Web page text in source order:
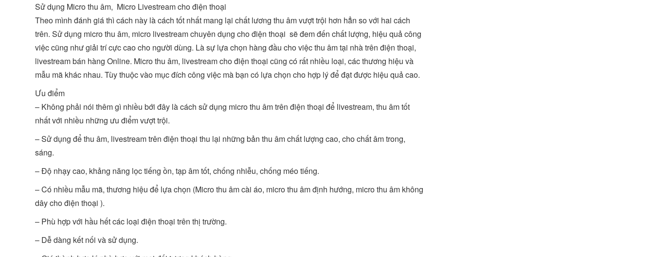
Sử dụng Micro thu âm, Micro Livestream cho điện thoại
Theo mình đánh giá thì cách này là cách tốt nhất mang lại chất lương thu âm vượt trội hơn hẳn so với hai cách
trên. Sử dụng micro thu âm, micro livestream chuyên dụng cho điện thoại sẽ đem đến chất lượng, hiệu quả công
việc cũng như giải trí cực cao cho người dùng. Là sự lựa chọn hàng đầu cho việc thu âm tại nhà trên điện thoại,
livestream bán hàng Online. Micro thu âm, livestream cho điện thoại cũng có rất nhiều loại, các thương hiệu và
mẫu mã khác nhau. Tùy thuộc vào mục đích công việc mà bạn có lựa chọn cho hợp lý để đạt được hiệu quả cao.
Ưu điểm
– Không phải nói thêm gì nhiều bới đây là cách sử dụng micro thu âm trên điện thoại để livestream, thu âm tốt
nhất với nhiều những ưu điểm vượt trội.
– Sử dụng để thu âm, livestream trên điện thoại thu lại những bản thu âm chất lượng cao, cho chất âm trong,
sáng.
– Độ nhạy cao, khảng năng lọc tiếng ồn, tạp âm tốt, chống nhiễu, chống méo tiếng.
– Có nhiều mẫu mã, thương hiệu để lựa chọn (Micro thu âm cài áo, micro thu âm định hướng, micro thu âm không
dây cho điện thoại ).
– Phù hợp với hầu hết các loại điện thoại trên thị trường.
– Dễ dàng kết nối và sử dụng.